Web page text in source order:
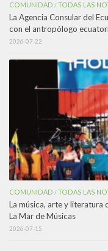
COMUNIDAD /TODAS LAS
La Agencia Consular del
con el antropólogo
2026-07-22
COMUNIDAD /TODAS LAS
La música, arte y literatura
La Mar de Músicas
2026-07-15